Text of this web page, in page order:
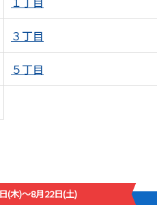
３丁目
５丁目
(木)～8月22日(土)